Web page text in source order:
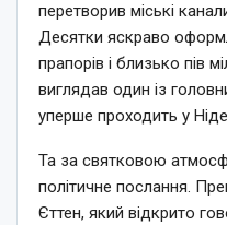
перетворив міські
Десятки яскраво
прапорів і близько пів
виглядав один із
уперше проходить у
Та за святковою
політичне послання.
Єттен, який відкрито